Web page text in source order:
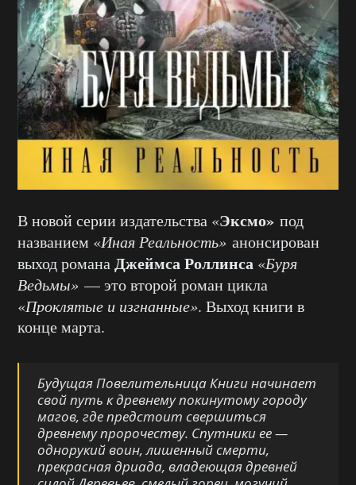
В новой серии издательства «Эксмо» под
названием «Иная Реальность» анонсирован
выход романаДжеймса Роллинса «Буря
Ведьмы» — это второй роман цикла
«Проклятые и изгнанные». Выход книги в
конце марта.
Будущая Повелительница Книги начинает
свой путь к древнему покинутому городу
магов, где предстоит свершиться
древнему пророчеству. Спутники ее —
однорукий воин, лишенный смерти,
прекрасная дриада, владеющая древней